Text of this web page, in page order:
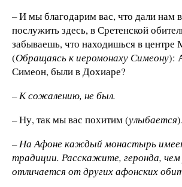
– И мы благодарим вас, что дали нам
послужить здесь, в Сретенской
забываешь, что находишься в центре
(Обращаясь к иеромонаху Симеону):
Симеон, были в Дохиаре?
–К сожалению, не был.
– Ну, так мы вас похитим (улыбается).
– На Афоне каждый монастырь
традиции. Расскажите, геронда,
отличается от других афонских